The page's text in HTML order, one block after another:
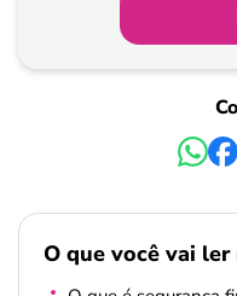
O que você vai